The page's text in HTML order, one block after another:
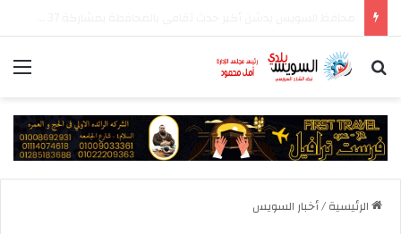
بحث عن
الرئيسية/أخبار السويس